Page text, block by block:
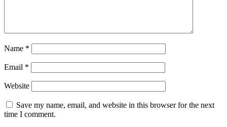
Name *
Email *
Website
Save my name, email, and website in this browser for the next
time I comment.